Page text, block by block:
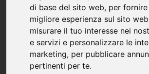
di base del sito web, per fornire
migliore esperienza sul sito web
misurare il tuo interesse nei
e servizi e personalizzare le
marketing, per pubblicare
pertinenti per te.